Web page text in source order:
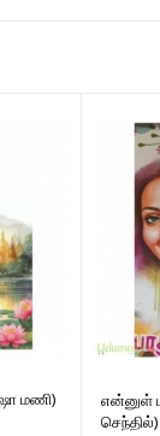
மணி)
என்னுள்
செந்தில்)